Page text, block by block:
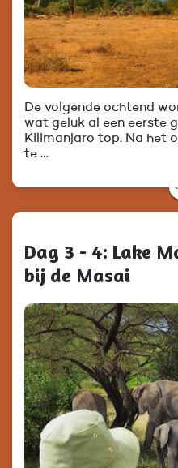
De volgende ochtend
wat geluk al een eerste
Kilimanjaro top. Na het
te …
Dag 3 - 4: Lake
bij de Masai